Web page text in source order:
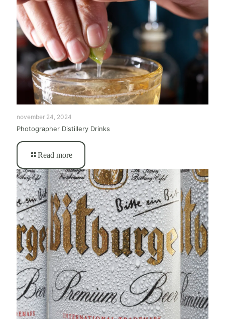
november 24, 2024
Photographer Distillery Drinks
Read more